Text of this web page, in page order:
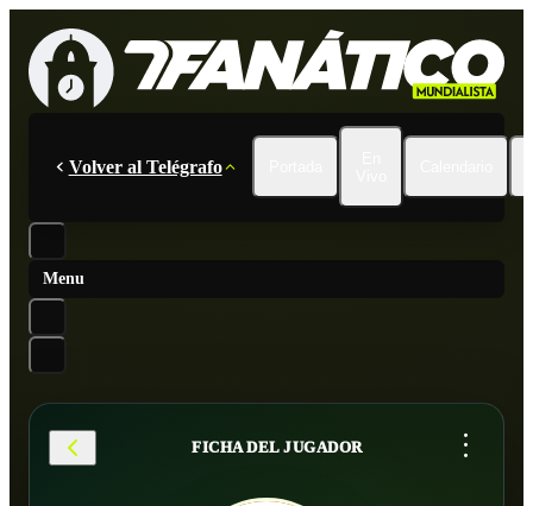
Volver al Telégrafo
Menu
FICHA DEL JUGADOR ...